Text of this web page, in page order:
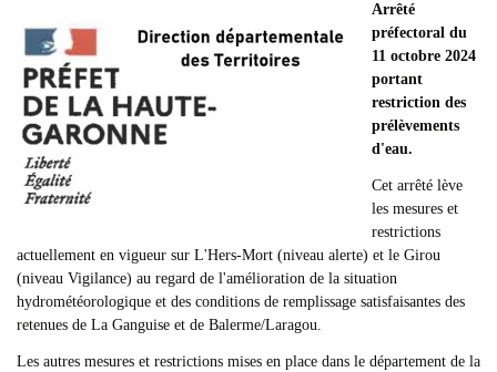
Arrêté
préfectoral du
11 octobre 2024
portant
restriction des
prélèvements
d'eau.
Cet arrêté lève
les mesures et
restrictions
actuellement en vigueur sur L'Hers-Mort (niveau alerte) et le Girou
(niveau Vigilance) au regard de l'amélioration de la situation
hydrométéorologique et des conditions de remplissage satisfaisantes des
retenues de La Ganguise et de Balerme/Laragou.
Les autres mesures et restrictions mises en place dans le département de la